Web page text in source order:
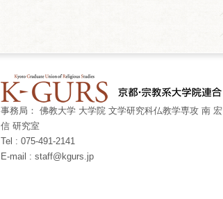
事務局： 佛教大学 大学院 文学研究科仏教学専攻 南 宏
信 研究室
Tel : 075-491-2141
E-mail : staff@kgurs.jp